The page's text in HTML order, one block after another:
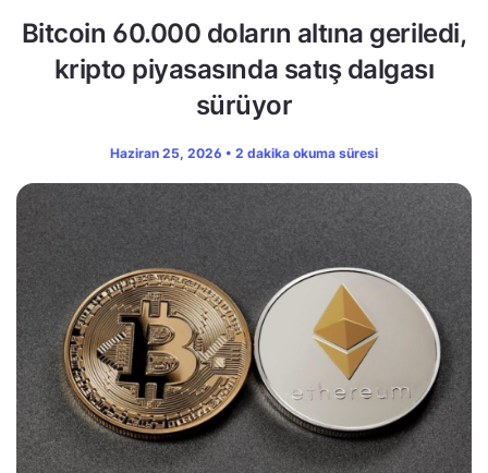
Bitcoin 60.000 doların altına geriledi,
kripto piyasasında satış dalgası
sürüyor
Haziran 25, 2026 • 2 dakika okuma süresi